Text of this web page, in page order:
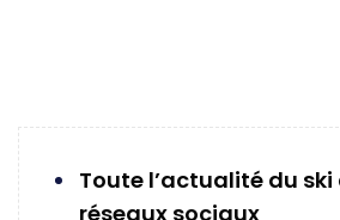
Toute l’actualité du ski
réseaux sociaux